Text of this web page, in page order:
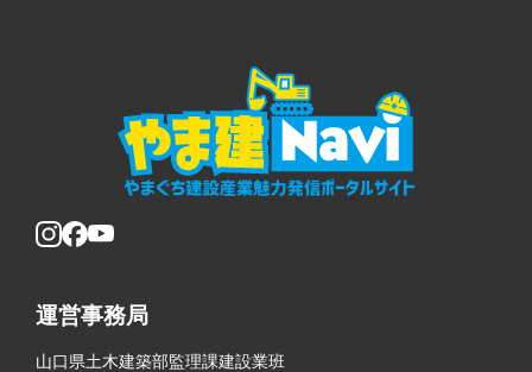
運営事務局
山口県土木建築部監理課建設業班